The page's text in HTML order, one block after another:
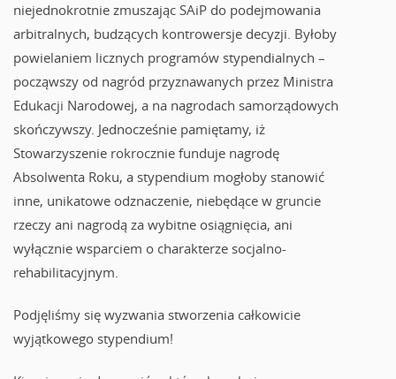
niejednokrotnie zmuszając SAiP do podejmowania
arbitralnych, budzących kontrowersje decyzji. Byłoby
powielaniem licznych programów stypendialnych –
począwszy od nagród przyznawanych przez Ministra
Edukacji Narodowej, a na nagrodach samorządowych
skończywszy. Jednocześnie pamiętamy, iż
Stowarzyszenie rokrocznie funduje nagrodę
Absolwenta Roku, a stypendium mogłoby stanowić
inne, unikatowe odznaczenie, niebędące w gruncie
rzeczy ani nagrodą za wybitne osiągnięcia, ani
wyłącznie wsparciem o charakterze socjalno-
rehabilitacyjnym.
Podjęliśmy się wyzwania stworzenia całkowicie
wyjątkowego stypendium!